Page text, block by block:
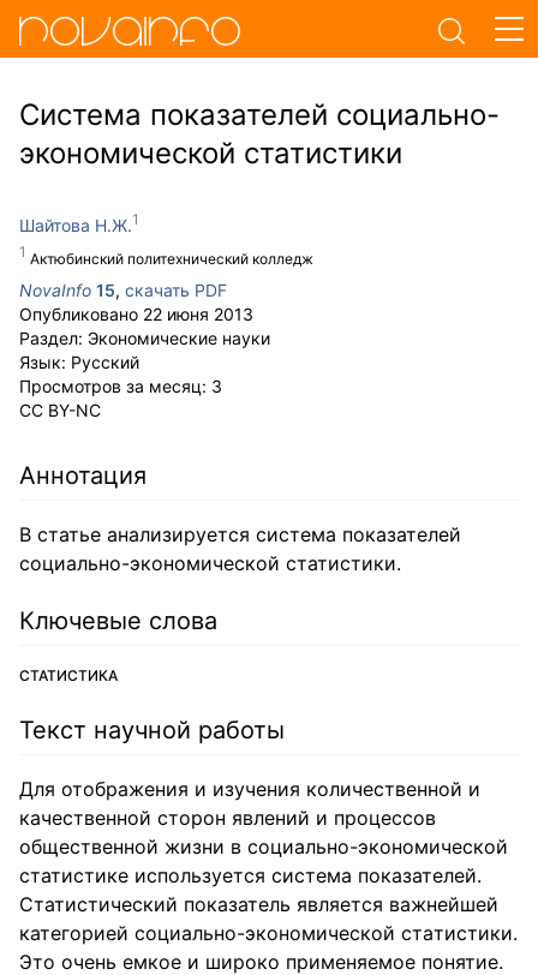
Система показателей социально-
экономической статистики
Шайтова Н.Ж.
Актюбинский политехнический колледж
NovaInfo 15, скачать PDF
Опубликовано 22 июня 2013
Раздел: Экономические науки
Язык: Русский
Просмотров за месяц: 3
CC BY-NC
Аннотация
В статье анализируется система показателей
социально-экономической статистики.
Ключевые слова
СТАТИСТИКА
Текст научной работы
Для отображения и изучения количественной и
качественной сторон явлений и процессов
общественной жизни в социально-экономической
статистике используется система показателей.
Статистический показатель является важнейшей
категорией социально-экономической статистики.
Это очень емкое и широко применяемое понятие.